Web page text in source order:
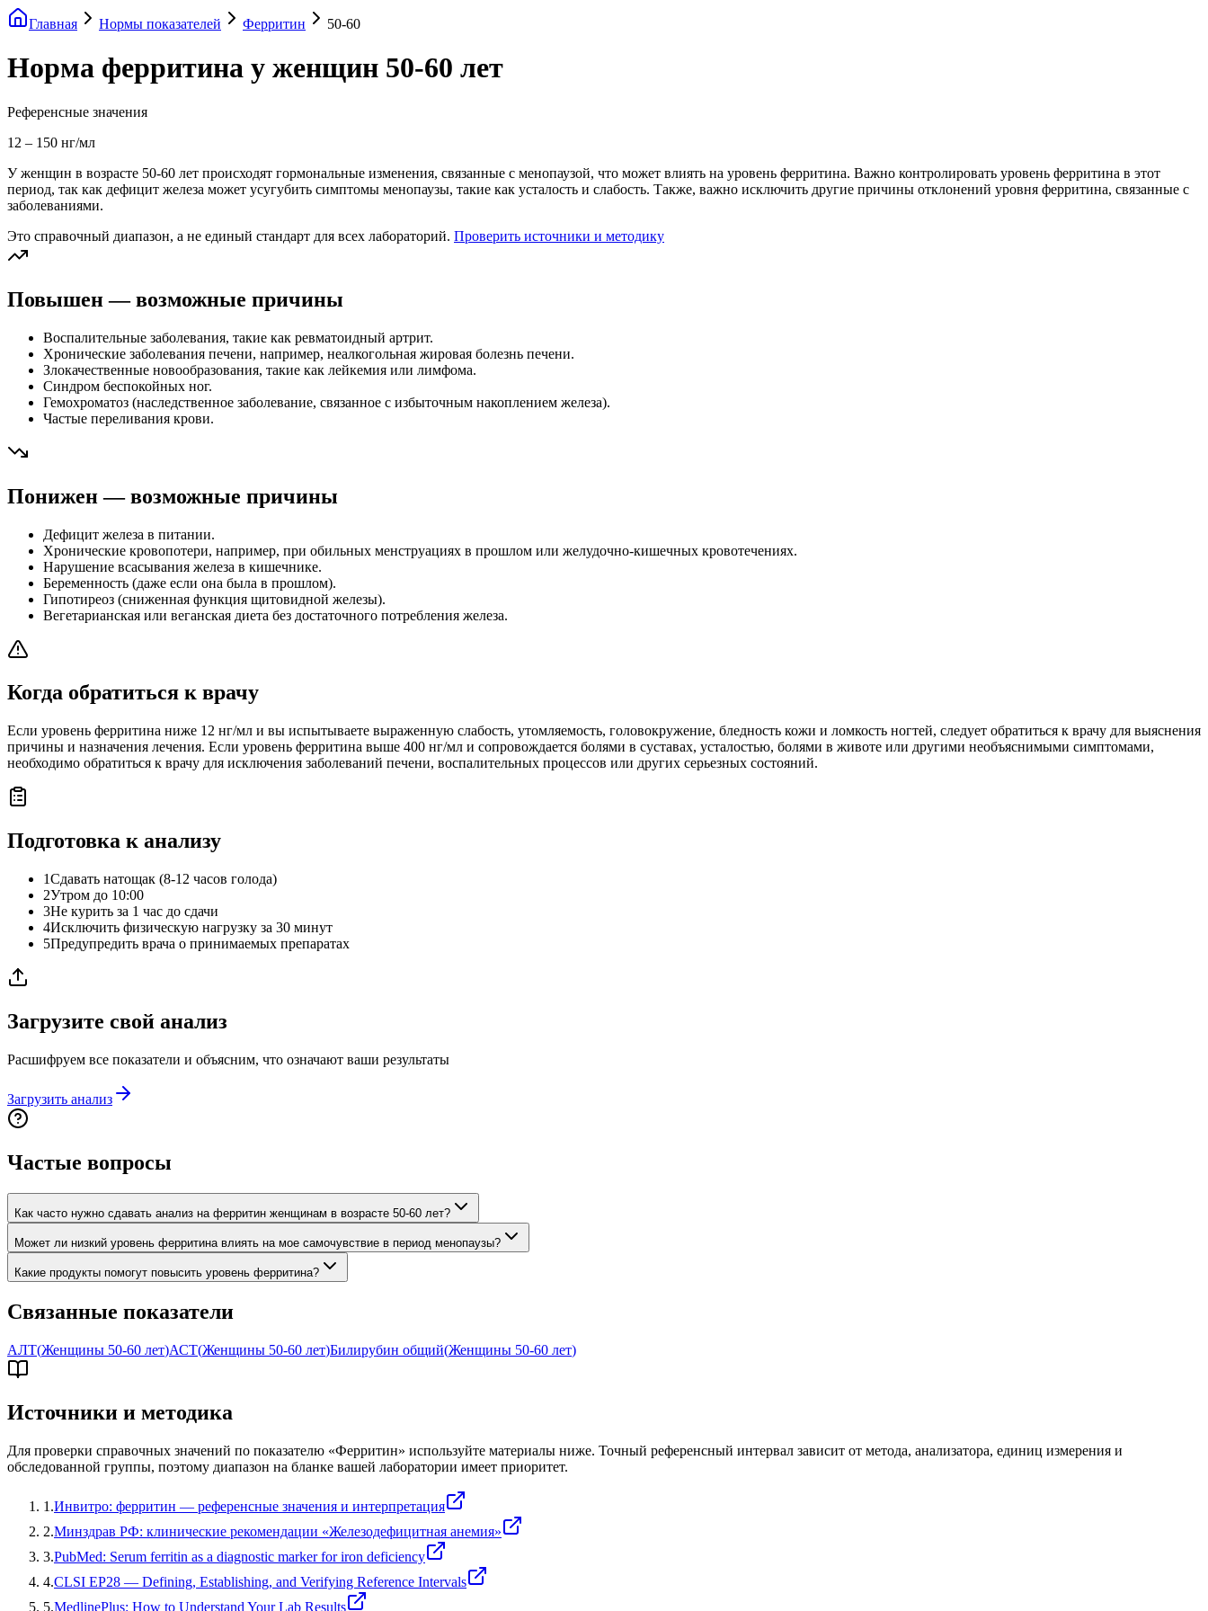
Главная Нормы показателей Ферритин 50-60
Норма ферритина у женщин 50-60 лет
Референсные значения
12 – 150 нг/мл
У женщин в возрасте 50-60 лет происходят гормональные изменения, связанные с менопаузой, что может влиять на уровень ферритина. Важно контролировать уровень ферритина в этот
период, так как дефицит железа может усугубить симптомы менопаузы, такие как усталость и слабость. Также, важно исключить другие причины отклонений уровня ферритина, связанные с
заболеваниями.
Это справочный диапазон, а не единый стандарт для всех лабораторий. Проверить источники и методику
Повышен — возможные причины
Воспалительные заболевания, такие как ревматоидный артрит.
Хронические заболевания печени, например, неалкогольная жировая болезнь печени.
Злокачественные новообразования, такие как лейкемия или лимфома.
Синдром беспокойных ног.
Гемохроматоз (наследственное заболевание, связанное с избыточным накоплением железа).
Частые переливания крови.
Понижен — возможные причины
Дефицит железа в питании.
Хронические кровопотери, например, при обильных менструациях в прошлом или желудочно-кишечных кровотечениях.
Нарушение всасывания железа в кишечнике.
Беременность (даже если она была в прошлом).
Гипотиреоз (сниженная функция щитовидной железы).
Вегетарианская или веганская диета без достаточного потребления железа.
Когда обратиться к врачу
Если уровень ферритина ниже 12 нг/мл и вы испытываете выраженную слабость, утомляемость, головокружение, бледность кожи и ломкость ногтей, следует обратиться к врачу для выяснения
причины и назначения лечения. Если уровень ферритина выше 400 нг/мл и сопровождается болями в суставах, усталостью, болями в животе или другими необъяснимыми симптомами,
необходимо обратиться к врачу для исключения заболеваний печени, воспалительных процессов или других серьезных состояний.
Подготовка к анализу
1Сдавать натощак (8-12 часов голода)
2Утром до 10:00
3Не курить за 1 час до сдачи
4Исключить физическую нагрузку за 30 минут
5Предупредить врача о принимаемых препаратах
Загрузите свой анализ
Расшифруем все показатели и объясним, что означают ваши результаты
Загрузить анализ
Частые вопросы
Как часто нужно сдавать анализ на ферритин женщинам в возрасте 50-60 лет?
Может ли низкий уровень ферритина влиять на мое самочувствие в период менопаузы?
Какие продукты помогут повысить уровень ферритина?
Связанные показатели
АЛТ(Женщины 50-60 лет)АСТ(Женщины 50-60 лет)Билирубин общий(Женщины 50-60 лет)
Источники и методика
Для проверки справочных значений по показателю «Ферритин» используйте материалы ниже. Точный референсный интервал зависит от метода, анализатора, единиц измерения и
обследованной группы, поэтому диапазон на бланке вашей лаборатории имеет приоритет.
1 .Инвитро: ферритин — референсные значения и интерпретация
2.Минздрав РФ: клинические рекомендации «Железодефицитная анемия»
3.PubMed: Serum ferritin as a diagnostic marker for iron deficiency
4.CLSI EP28 — Defining, Establishing, and Verifying Reference Intervals
5.MedlinePlus: How to Understand Your Lab Results